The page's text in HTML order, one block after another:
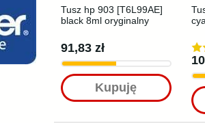
Tusz hp 903 [T6L99AE]
black 8ml oryginalny
91,83 zł
Kupuję